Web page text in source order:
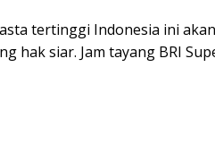
tertinggi Indonesia ini
hak siar. Jam tayang BRI